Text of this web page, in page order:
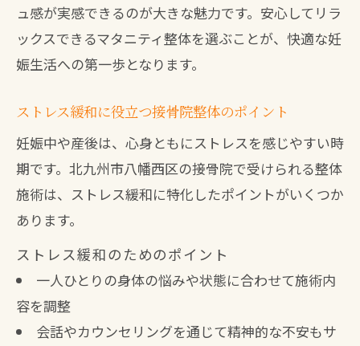
ュ感が実感できるのが大きな魅力です。安心してリラ
ックスできるマタニティ整体を選ぶことが、快適な妊
娠生活への第一歩となります。
ストレス緩和に役立つ接骨院整体のポイント
妊娠中や産後は、心身ともにストレスを感じやすい時
期です。北九州市八幡西区の接骨院で受けられる整体
施術は、ストレス緩和に特化したポイントがいくつか
あります。
ストレス緩和のためのポイント
一人ひとりの身体の悩みや状態に合わせて施術内
容を調整
会話やカウンセリングを通じて精神的な不安もサ